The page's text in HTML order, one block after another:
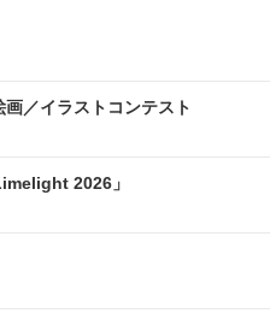
／イラストコンテスト
2026」